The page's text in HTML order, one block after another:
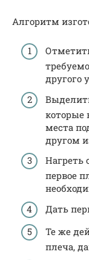
Алгоритм
другого
которые
места
другом
Нагреть
первое
Дать
Те же
плеча,